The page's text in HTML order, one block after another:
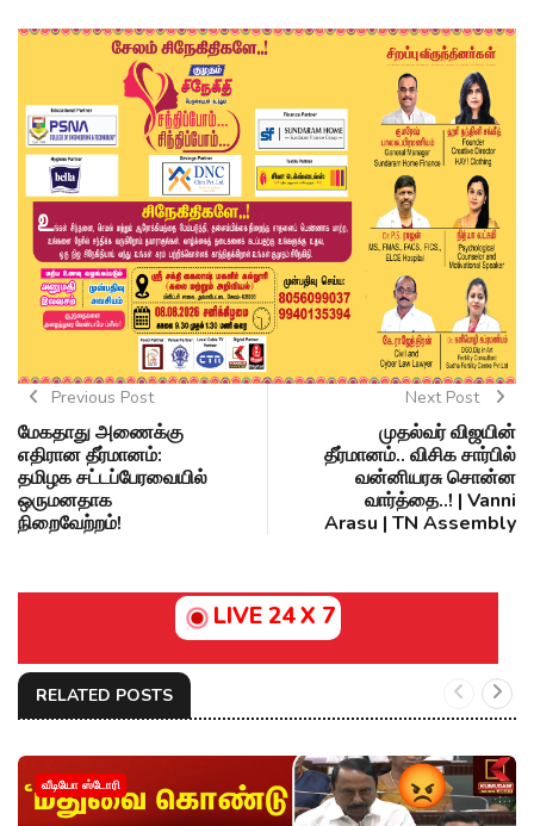
Previous Post
மேகதாது அணைக்கு
எதிரான தீர்மானம்:
தமிழக சட்டப்பேரவையில்
ஒருமனதாக
நிறைவேற்றம்!
Next Post
முதல்வர் விஜயின்
தீர்மானம்.. விசிக சார்பில்
வன்னியரசு சொன்ன
வார்த்தை..! | Vanni
Arasu | TN Assembly
LIVE 24 X 7
RELATED POSTS
வீடியோ ஸ்டோரி